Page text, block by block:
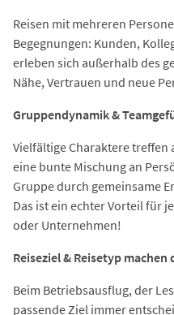
Reisen mit mehreren
Begegnungen: Kunden,
erleben sich außerhalb des
Nähe, Vertrauen und neue
Gruppendynamik &
Vielfältige Charaktere
eine bunte Mischung an
Gruppe durch gemeinsame
Das ist ein echter Vorteil für
oder Unternehmen!
Reiseziel & Reisetyp
Beim Betriebsausflug, der
passende Ziel immer